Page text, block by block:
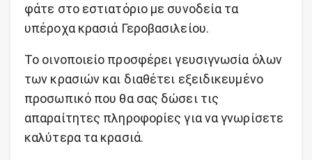
φάτε στο εστιατόριο με συνοδεία τα
υπέροχα κρασιά Γεροβασιλείου.
Το οινοποιείο προσφέρει γευσιγνωσία όλων
των κρασιών και διαθέτει εξειδικευμένο
προσωπικό που θα σας δώσει τις
απαραίτητες πληροφορίες για να γνωρίσετε
καλύτερα τα κρασιά.